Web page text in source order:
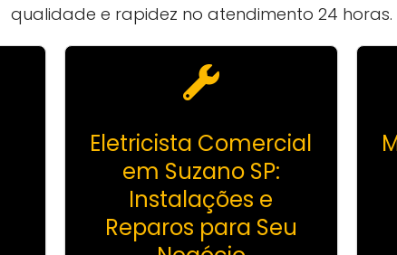
qualidade e rapidez no atendimento 24 horas.
Eletricista Comercial
em Suzano SP:
Instalações e
Reparos para Seu